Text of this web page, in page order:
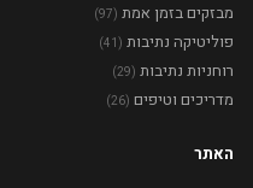
מבזקים בזמן אמת (97)
פוליטיקה נתיבות (41)
רוחניות נתיבות (29)
מדריכים וטיפים (26)
האתר